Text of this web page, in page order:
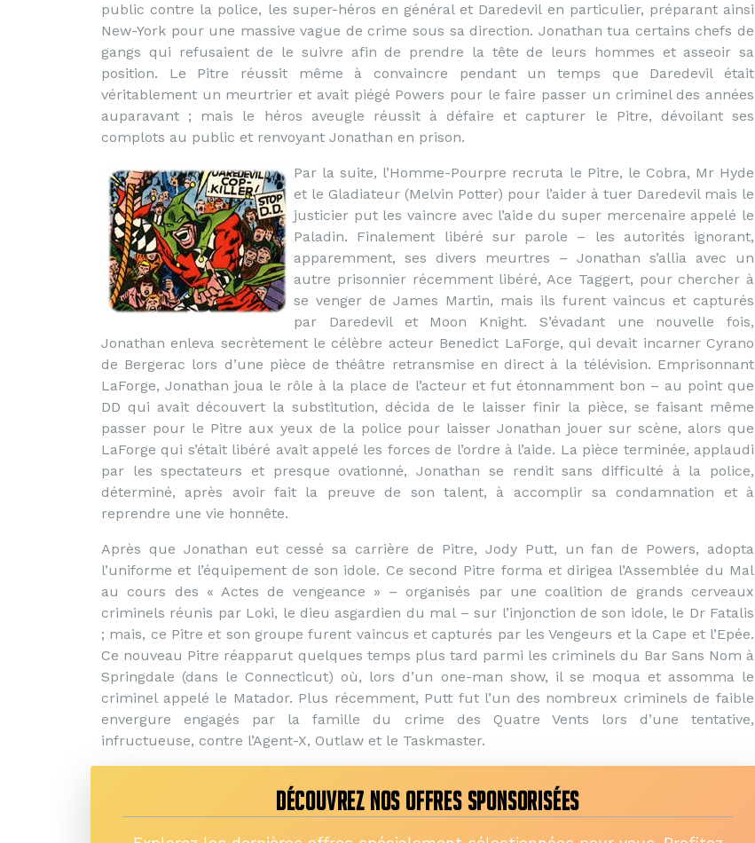
public contre la police, les super-héros en général et Daredevil en particulier, préparant ainsi
New-York pour une massive vague de crime sous sa direction. Jonathan tua certains chefs de
gangs qui refusaient de le suivre afin de prendre la tête de leurs hommes et asseoir sa
position. Le Pitre réussit même à convaincre pendant un temps que Daredevil était
véritablement un meurtrier et avait piégé Powers pour le faire passer un criminel des années
auparavant ; mais le héros aveugle réussit à défaire et capturer le Pitre, dévoilant ses
complots au public et renvoyant Jonathan en prison.
Par la suite, l’Homme-Pourpre recruta le Pitre, le Cobra, Mr Hyde
et le Gladiateur (Melvin Potter) pour l’aider à tuer Daredevil mais le
justicier put les vaincre avec l’aide du super mercenaire appelé le
Paladin. Finalement libéré sur parole – les autorités ignorant,
apparemment, ses divers meurtres – Jonathan s’allia avec un
autre prisonnier récemment libéré, Ace Taggert, pour chercher à
se venger de James Martin, mais ils furent vaincus et capturés
par Daredevil et Moon Knight. S’évadant une nouvelle fois,
Jonathan enleva secrètement le célèbre acteur Benedict LaForge, qui devait incarner Cyrano
de Bergerac lors d’une pièce de théâtre retransmise en direct à la télévision. Emprisonnant
LaForge, Jonathan joua le rôle à la place de l’acteur et fut étonnamment bon – au point que
DD qui avait découvert la substitution, décida de le laisser finir la pièce, se faisant même
passer pour le Pitre aux yeux de la police pour laisser Jonathan jouer sur scène, alors que
LaForge qui s’était libéré avait appelé les forces de l’ordre à l’aide. La pièce terminée, applaudi
par les spectateurs et presque ovationné, Jonathan se rendit sans difficulté à la police,
déterminé, après avoir fait la preuve de son talent, à accomplir sa condamnation et à
reprendre une vie honnête.
Après que Jonathan eut cessé sa carrière de Pitre, Jody Putt, un fan de Powers, adopta
l’uniforme et l’équipement de son idole. Ce second Pitre forma et dirigea l’Assemblée du Mal
au cours des « Actes de vengeance » – organisés par une coalition de grands cerveaux
criminels réunis par Loki, le dieu asgardien du mal – sur l’injonction de son idole, le Dr Fatalis
; mais, ce Pitre et son groupe furent vaincus et capturés par les Vengeurs et la Cape et l’Epée.
Ce nouveau Pitre réapparut quelques temps plus tard parmi les criminels du Bar Sans Nom à
Springdale (dans le Connecticut) où, lors d’un one-man show, il se moqua et assomma le
criminel appelé le Matador. Plus récemment, Putt fut l’un des nombreux criminels de faible
envergure engagés par la famille du crime des Quatre Vents lors d’une tentative,
infructueuse, contre l’Agent-X, Outlaw et le Taskmaster.
DÉCOUVREZ NOS OFFRES SPONSORISÉES